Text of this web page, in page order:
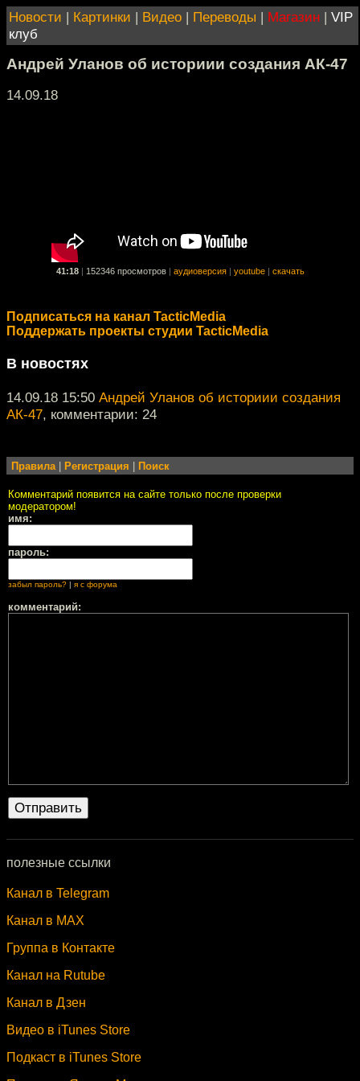
Новости | Картинки | Видео | Переводы | Магазин | VIP
клуб
Андрей Уланов об историии создания АК-47
14.09.18
41:18 152346 просмотров аудиоверсия youtube скачать
Подписаться на канал TacticMedia
Поддержать проекты студии TacticMedia
В новостях
14.09.18 15:50 Андрей Уланов об историии создания
АК-47, комментарии: 24
Правила| Регистрация Поиск
Комментарий появится на сайте только после проверки
модератором!
имя:
пароль:
забыл пароль? я с форума
комментарий:
полезные ссылки
Канал в Telegram
Канал в MAX
Группа в Контакте
Канал на Rutube
Канал в Дзен
Видео в iTunes Store
Подкаст в iTunes Store